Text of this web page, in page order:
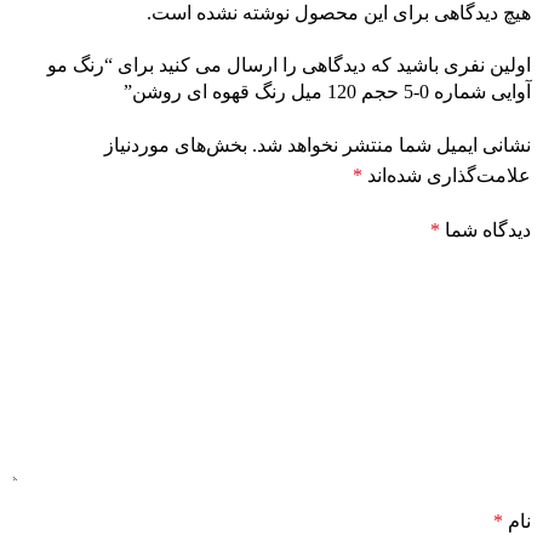
هیچ دیدگاهی برای این محصول نوشته نشده است.
اولین نفری باشید که دیدگاهی را ارسال می کنید برای “رنگ مو
آوایی شماره 0-5 حجم 120 میل رنگ قهوه ای روشن”
نشانی ایمیل شما منتشر نخواهد شد. بخش‌های موردنیاز
علامت‌گذاری شده‌اند *
دیدگاه شما *
نام *